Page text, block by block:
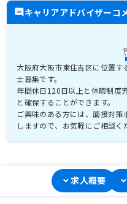
キャリアアドバイザーコ
大阪府大阪市東住吉区に位置
士募集です。
年間休日120日以上と休暇制度
と確保することができます。
ご興味のある方には、面接対
しますので、お気軽にご相談く
求人概要